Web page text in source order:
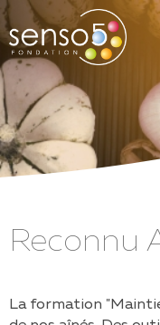
Reconnu
La formation